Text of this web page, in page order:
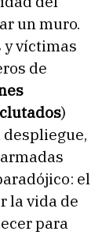
un muro.
y víctimas
de
)
el
la vida de
para